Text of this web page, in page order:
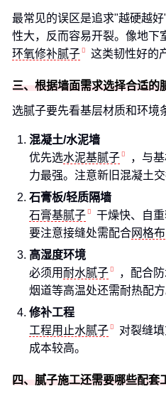
最常见的误区是追求"越硬越
性大，反而容易开裂。像地下
环氧修补腻子
这类韧性好的
三、根据墙面需求选择合适的
选腻子要先看基层材质和环境
混凝土/水泥墙
优先选水泥基腻子
，与
力最强。注意新旧混凝土
石膏板/轻质隔墙
石膏基腻子
干燥快、自
要注意接缝处需配合网格布
高湿度环境
必须用 耐水腻子
，配合
烟道等高温处还需耐热配方
修补工程
工程用止水腻子
对裂缝
成本较高。
四、腻子施工还需要哪些配套